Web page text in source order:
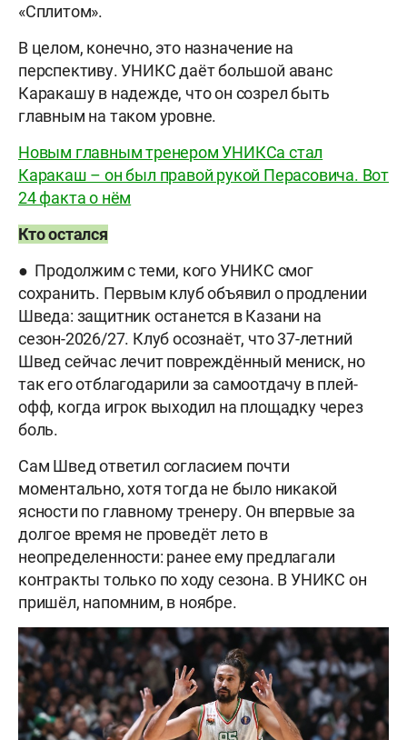
«Сплитом».
В целом, конечно, это назначение на
перспективу. УНИКС даёт большой аванс
Каракашу в надежде, что он созрел быть
главным на таком уровне.
Новым главным тренером УНИКСа стал
Каракаш – он был правой рукой Перасовича. Вот
24 факта о нём
Кто остался
● Продолжим с теми, кого УНИКС смог
сохранить. Первым клуб объявил о продлении
Шведа: защитник останется в Казани на
сезон-2026/27. Клуб осознаёт, что 37-летний
Швед сейчас лечит повреждённый мениск, но
так его отблагодарили за самоотдачу в плей-
офф, когда игрок выходил на площадку через
боль.
Сам Швед ответил согласием почти
моментально, хотя тогда не было никакой
ясности по главному тренеру. Он впервые за
долгое время не проведёт лето в
неопределенности: ранее ему предлагали
контракты только по ходу сезона. В УНИКС он
пришёл, напомним, в ноябре.